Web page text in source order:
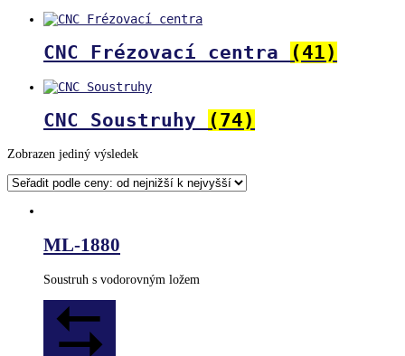
CNC Frézovací centra (41)
CNC Soustruhy (74)
Zobrazen jediný výsledek
ML-1880
Soustruh s vodorovným ložem